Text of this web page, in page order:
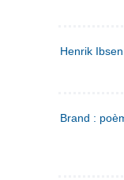
Henrik Ibsen
Brand :